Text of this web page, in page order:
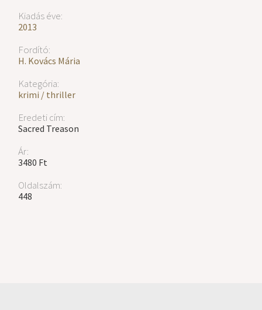
Kiadás éve:
2013
Fordító:
H. Kovács Mária
Kategória:
krimi / thriller
Eredeti cím:
Sacred Treason
Ár:
3480 Ft
Oldalszám:
448